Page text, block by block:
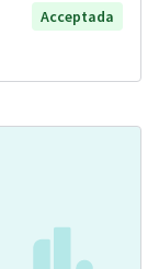
Acceptada